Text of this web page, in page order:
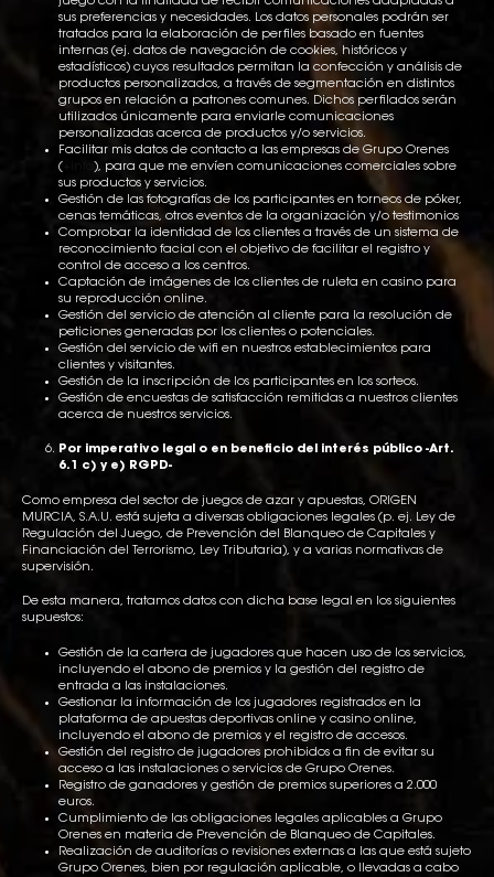
sus preferencias y necesidades. Los datos personales podrán ser
tratados para la elaboración de perfiles basado en fuentes
internas (ej. datos de navegación de cookies, históricos y
estadísticos) cuyos resultados permitan la confección y análisis de
productos personalizados, a través de segmentación en distintos
grupos en relación a patrones comunes. Dichos perfilados serán
utilizados únicamente para enviarle comunicaciones
personalizadas acerca de productos y/o servicios.
Facilitar mis datos de contacto a las empresas de Grupo Orenes
(
), para que me envíen comunicaciones comerciales sobre
sus productos y servicios.
Gestión de las fotografías de los participantes en torneos de póker,
cenas temáticas, otros eventos de la organización y/o testimonios
Comprobar la identidad de los clientes a través de un sistema de
reconocimiento facial con el objetivo de facilitar el registro y
control de acceso a los centros.
Captación de imágenes de los clientes de ruleta en casino para
su reproducción online.
Gestión del servicio de atención al cliente para la resolución de
peticiones generadas por los clientes o potenciales.
Gestión del servicio de wifi en nuestros establecimientos para
clientes y visitantes.
Gestión de la inscripción de los participantes en los sorteos.
Gestión de encuestas de satisfacción remitidas a nuestros clientes
acerca de nuestros servicios.
Por imperativo legal o en beneficio del interés público -Art.
6.1 c) y e) RGPD-
Como empresa del sector de juegos de azar y apuestas, ORIGEN
MURCIA, S.A.U. está sujeta a diversas obligaciones legales (p. ej. Ley de
Regulación del Juego, de Prevención del Blanqueo de Capitales y
Financiación del Terrorismo, Ley Tributaria), y a varias normativas de
supervisión.
De esta manera, tratamos datos con dicha base legal en los siguientes
supuestos:
Gestión de la cartera de jugadores que hacen uso de los servicios,
incluyendo el abono de premios y la gestión del registro de
entrada a las instalaciones.
Gestionar la información de los jugadores registrados en la
plataforma de apuestas deportivas online y casino online,
incluyendo el abono de premios y el registro de accesos.
Gestión del registro de jugadores prohibidos a fin de evitar su
acceso a las instalaciones o servicios de Grupo Orenes.
Registro de ganadores y gestión de premios superiores a 2.000
euros.
Cumplimiento de las obligaciones legales aplicables a Grupo
Orenes en materia de Prevención de Blanqueo de Capitales.
Realización de auditorías o revisiones externas a las que está sujeto
Grupo Orenes, bien por regulación aplicable, o llevadas a cabo